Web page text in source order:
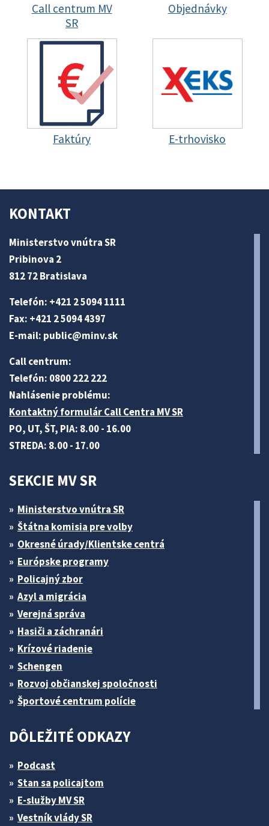
Call centrum MV
SR
Objednávky
Faktúry E-trhovisko
KONTAKT
Ministerstvo vnútra SR
Pribinova 2
812 72 Bratislava
Telefón: +421 2 5094 1111
Fax: +421 2 5094 4397
E-mail: public@minv.sk
Call centrum:
Telefón: 0800 222 222
Nahlásenie problému:
Kontaktný formulár Call Centra MV SR
PO, UT, ŠT, PIA: 8.00 - 16.00
STREDA: 8.00 - 17.00
SEKCIE MV SR
Ministerstvo vnútra SR
Štátna komisia pre volby
Okresné úrady/Klientske centrá
Európske programy
Policajný zbor
Azyl a migrácia
Verejná správa
Hasiči a záchranári
Krízové riadenie
Schengen
Rozvoj občianskej spoločnosti
Športové centrum polície
DÔLEŽITÉ ODKAZY
Podcast
Stan sa policajtom
E-služby MV SR
Vestník vlády SR